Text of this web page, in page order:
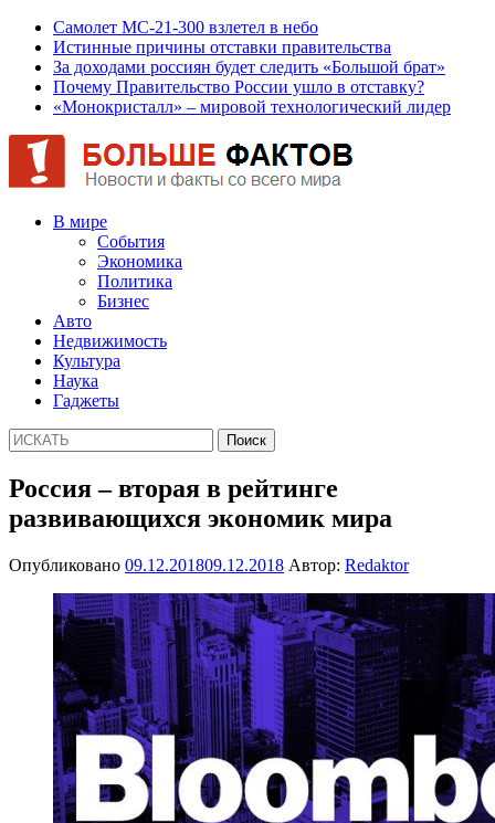
Самолет МС-21-300 взлетел в небо
Истинные причины отставки правительства
За доходами россиян будет следить «Большой брат»
Почему Правительство России ушло в отставку?
«Монокристалл» – мировой технологический лидер
В мире
События
Экономика
Политика
Бизнес
Авто
Недвижимость
Культура
Наука
Гаджеты
Россия – вторая в рейтинге
развивающихся экономик мира
Опубликовано 09.12.201809.12.2018 Автор: Redaktor